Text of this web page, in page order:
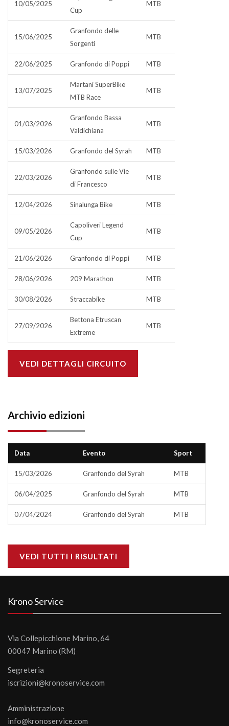
10/05/2025
Cup
MTB
15/06/2025
Granfondo delle
Sorgenti
MTB
22/06/2025 Granfondo di Poppi MTB
13/07/2025
Martani SuperBike
MTB Race
MTB
01/03/2026
Granfondo Bassa
Valdichiana
MTB
15/03/2026 Granfondo del Syrah MTB
22/03/2026
Granfondo sulle Vie
di Francesco
MTB
12/04/2026 Sinalunga Bike MTB
09/05/2026
Capoliveri Legend
Cup
MTB
21/06/2026 Granfondo di Poppi MTB
28/06/2026 209 Marathon MTB
30/08/2026 Straccabike MTB
27/09/2026
Bettona Etruscan
Extreme
MTB
VEDI DETTAGLI CIRCUITO
Archivio edizioni
Data Evento Sport
15/03/2026 Granfondo del Syrah MTB
06/04/2025 Granfondo del Syrah MTB
07/04/2024 Granfondo del Syrah MTB
VEDI TUTTI I RISULTATI
Krono Service
Via Collepicchione Marino, 64
00047 Marino (RM)
Segreteria
iscrizioni@kronoservice.com
Amministrazione
info@kronoservice.com